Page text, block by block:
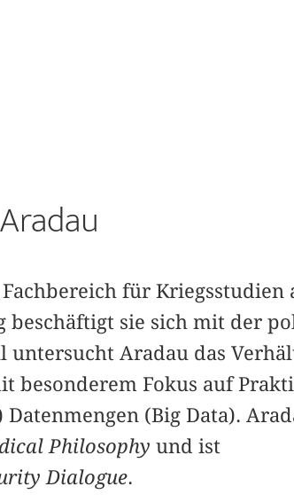
für Kriegsstudien
beschäftigt sie sich mit der
Aradau das
besonderem Fokus auf
(Big Data).
Philosophy und ist
Dialogue.